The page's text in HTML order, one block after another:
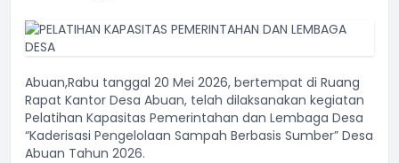
Abuan,Rabu tanggal 20 Mei 2026, bertempat di Ruang
Rapat Kantor Desa Abuan, telah dilaksanakan kegiatan
Pelatihan Kapasitas Pemerintahan dan Lembaga Desa
“Kaderisasi Pengelolaan Sampah Berbasis Sumber” Desa
Abuan Tahun 2026.